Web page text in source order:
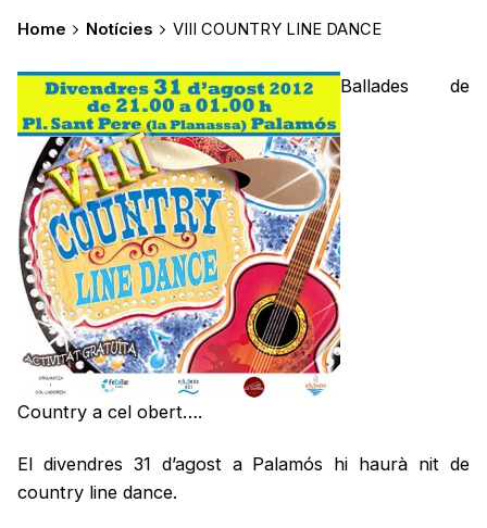
Home Notícies VIII COUNTRY LINE DANCE
Ballades de
Country a cel obert….
El divendres 31 d’agost a Palamós hi haurà nit de
country line dance.